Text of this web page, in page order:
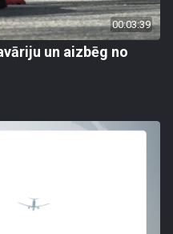
00:03:39
un aizbēg no